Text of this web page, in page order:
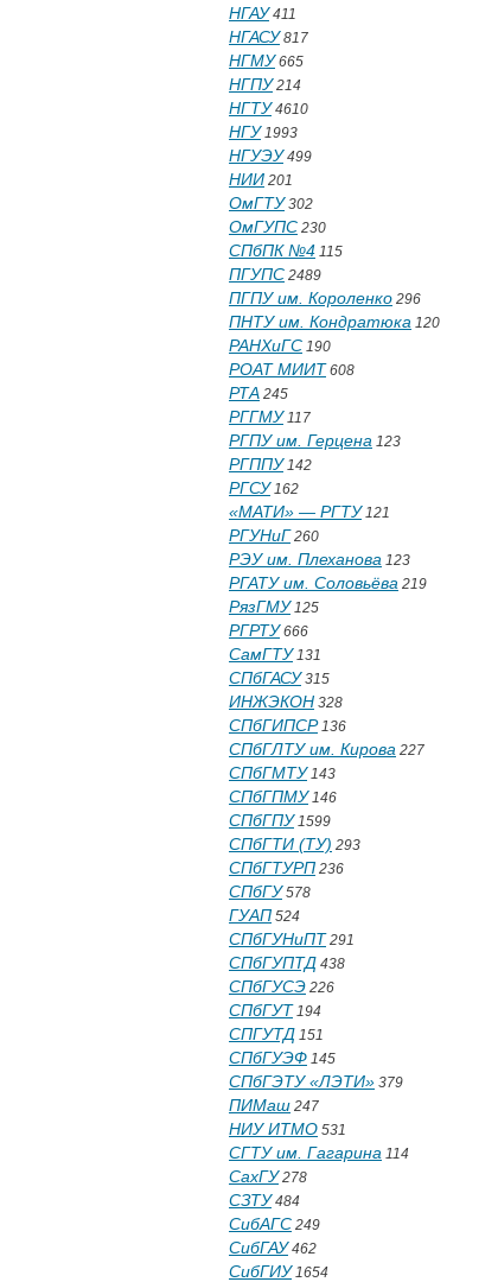
НГАУ411
НГАСУ817
НГМУ665
НГПУ214
НГТУ4610
НГУ1993
НГУЭУ499
НИИ 201
ОмГТУ302
ОмГУПС 230
СПбПК №4 115
ПГУПС 2489
ПГПУ им. Короленко 296
ПНТУ им. Кондратюка 120
РАНХиГС 190
РОАТ МИИТ 608
РТА 245
РГГМУ117
РГПУ им. Герцена 123
РГППУ142
РГСУ162
«МАТИ» — РГТУ121
РГУНиГ 260
РЭУ им. Плеханова 123
РГАТУ им. Соловьёва 219
РязГМУ125
РГРТУ666
СамГТУ131
СПбГАСУ315
ИНЖЭКОН 328
СПбГИПСР136
СПбГЛТУ им. Кирова 227
СПбГМТУ143
СПбГПМУ146
СПбГПУ1599
СПбГТИ (ТУ) 293
СПбГТУРП 236
СПбГУ578
ГУАП 524
СПбГУНиПТ 291
СПбГУПТД 438
СПбГУСЭ 226
СПбГУТ 194
СПГУТД 151
СПбГУЭФ 145
СПбГЭТУ «ЛЭТИ» 379
ПИМаш 247
НИУ ИТМО 531
СГТУ им. Гагарина 114
СахГУ278
СЗТУ484
СибАГС 249
СибГАУ462
СибГИУ1654